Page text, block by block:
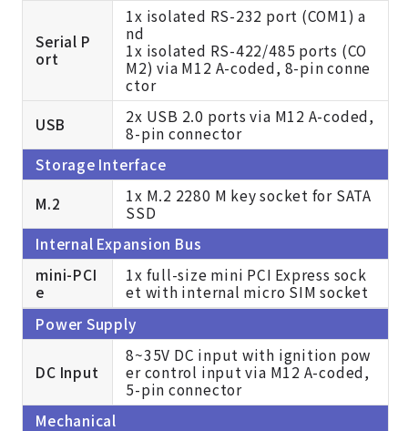
Serial P
ort
1x isolated RS-232 port (COM1) a
nd
1x isolated RS-422/485 ports (CO
M2) via M12 A-coded, 8-pin conne
ctor
USB
2x USB 2.0 ports via M12 A-coded,
8-pin connector
Storage Interface
M.2
1x M.2 2280 M key socket for SATA
SSD
Internal Expansion Bus
mini-PCI
e
1x full-size mini PCI Express sock
et with internal micro SIM socket
Power Supply
DC Input
8~35V DC input with ignition pow
er control input via M12 A-coded,
5-pin connector
Mechanical